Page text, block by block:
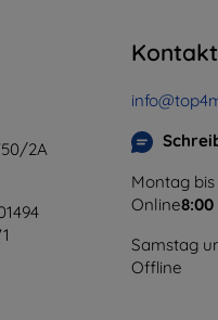
2A
Kontakt
Montag
Online8:00
Samstag
Offline